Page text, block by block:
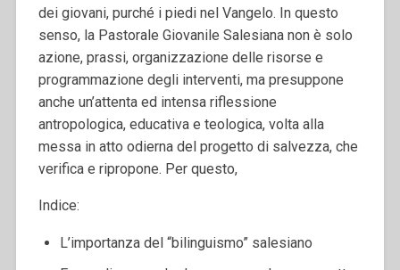
dei giovani, purché i piedi nel Vangelo. In questo
senso, la Pastorale Giovanile Salesiana non è solo
azione, prassi, organizzazione delle risorse e
programmazione degli interventi, ma presuppone
anche un’attenta ed intensa riflessione
antropologica, educativa e teologica, volta alla
messa in atto odierna del progetto di salvezza, che
verifica e ripropone. Per questo,
Indice:
L’importanza del “bilinguismo” salesiano